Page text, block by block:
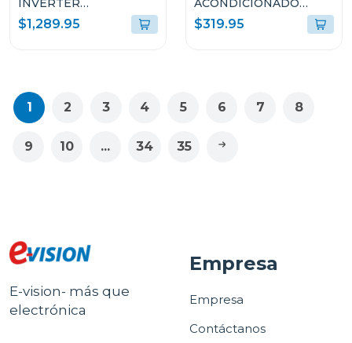
INVERTER
EMPOTRABLE DE
18.4P³ ULTRA FAST
$1,289.95
ACONDICIONADO
SPLIT DE 18000BTU
R410G1
$319.95
1 2 3 4 5 6 7 8
9 10 ... 34 35
E-vision- más que
electrónica
Empresa
Empresa
Contáctanos